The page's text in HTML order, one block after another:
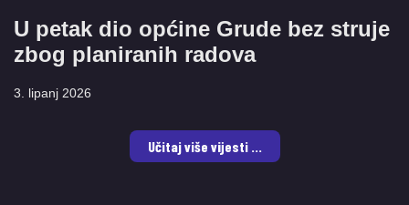
​U petak dio općine Grude bez struje
zbog planiranih radova
3. lipanj 2026
Učitaj više vijesti ...